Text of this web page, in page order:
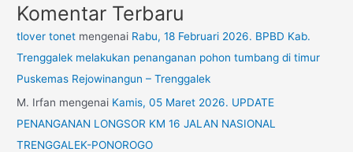
Komentar Terbaru
tlover tonet mengenai Rabu, 18 Februari 2026. BPBD Kab.
Trenggalek melakukan penanganan pohon tumbang di timur
Puskemas Rejowinangun – Trenggalek
M. Irfan mengenai Kamis, 05 Maret 2026. UPDATE
PENANGANAN LONGSOR KM 16 JALAN NASIONAL
TRENGGALEK-PONOROGO